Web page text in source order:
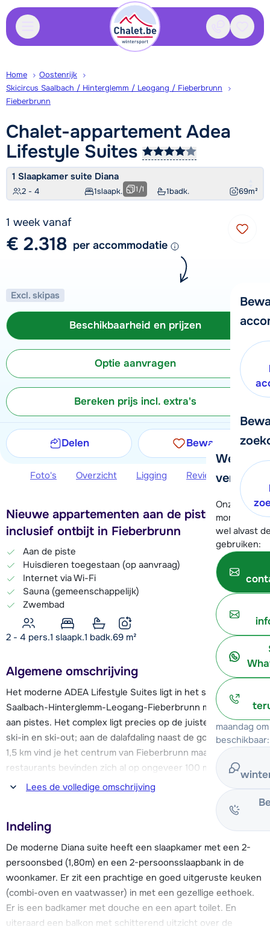
Contact
We
verder!
Onze
moment
wel alvast
gebruiken:
maandag
beschikbaar:
Home
Oostenrijk
Skicircus Saalbach / Hinterglemm / Leogang / Fieberbrunn
Fieberbrunn
Chalet-appartement Adea
Lifestyle Suites
1 Slaapkamer suite Diana
2 - 4 1slaapk. 1badk. 69m²
1/1
1 week vanaf
€ 2.318 per accommodatie
Excl. skipas
Beschikbaarheid en prijzen
Optie aanvragen
Bereken prijs incl. extra's
Delen Bewaren
Foto's Overzicht Ligging Reviews
Nieuwe appartementen aan de piste en
inclusief ontbijt in Fieberbrunn
Aan de piste
Huisdieren toegestaan (op aanvraag)
Internet via Wi-Fi
Sauna (gemeenschappelijk)
Zwembad
2 - 4 pers.1 slaapk.1 badk.69 m²
Algemene omschrijving
Het moderne ADEA Lifestyle Suites ligt in het skigebied
Saalbach-Hinterglemm-Leogang-Fieberbrunn met 270km
aan pistes. Het complex ligt precies op de juiste plek voor
ski-in en ski-out; aan de dalafdaling naast de gondels. Op ca.
1,5 km vind je het centrum van Fieberbrunn maar cafés en
restaurants bevinden zich al op ongeveer 100 m afstand,
winkels op ca. 150m.
ADEA Lifestyle Suites, gebouwd in 2024, beschikt over in
totaal 124 wooneenheden. Er is een binnenzwembad en
sauna waardoor je na een lange dag in de buitenlucht
heerlijk kunt ontspannen. Voor een drankje kun je terecht
op het terras. Voor culinaire verwennerij kun je terecht in
het à-la-carte restaurant “UPSIDEDOWN Restaurant & Bar”
met bar en wijnkelder. Het hele complex heeft wifi. Verder is
er een laadstation voor e-bikes en e-auto’s (tegen betaling
Lees de volledige omschrijving
Indeling
De moderne Diana suite heeft een slaapkamer met een 2-
persoonsbed (1,80m) en een 2-persoonsslaapbank in de
woonkamer. Er zit een prachtige en goed uitgeruste keuken
(combi-oven en vaatwasser) in met een gezellige eethoek.
Er is een badkamer met douche en een apart toilet. En
uiteraard een balkon met schitterend uitzicht over de